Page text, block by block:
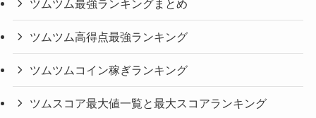
ツムツム最強ランキングまとめ
ツムツム高得点最強ランキング
ツムツムコイン稼ぎランキング
ツムスコア最大値一覧と最大スコアランキング